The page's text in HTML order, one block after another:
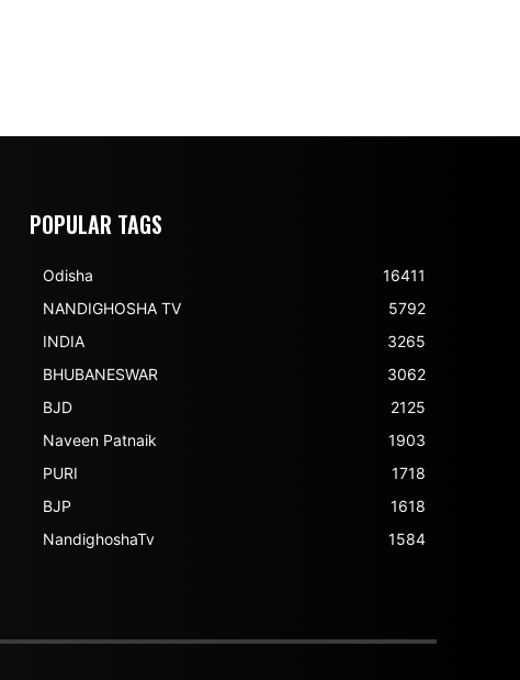
POPULAR TAGS
Odisha
16411
NANDIGHOSHA TV
5792
INDIA
3265
BHUBANESWAR
3062
BJD
2125
Naveen Patnaik
1903
PURI
1718
BJP
1618
NandighoshaTv
1584